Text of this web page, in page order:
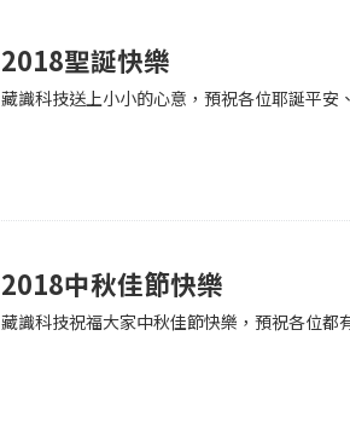
2018聖誕快樂
藏識科技送上小小的心意，預祝各位耶誕平安
2018中秋佳節快樂
藏識科技祝福大家中秋佳節快樂，預祝各位都